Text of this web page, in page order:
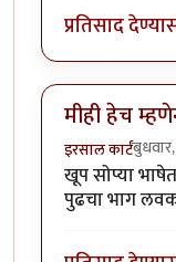
प्रतिसाद
मीही हेच
इरसाल कार्टं
खूप सोप्या
पुढचा भाग